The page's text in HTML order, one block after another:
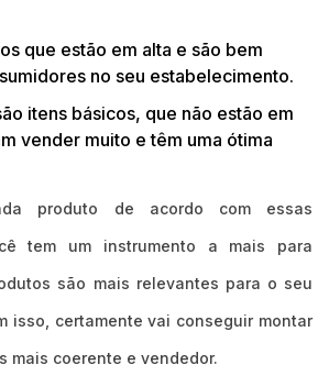
que estão em alta e são bem
no seu estabelecimento.
itens básicos, que não estão em
vender muito e têm uma ótima
produto de acordo com essas
tem um instrumento a mais para
são mais relevantes para o seu
isso, certamente vai conseguir montar
mais coerente e vendedor.